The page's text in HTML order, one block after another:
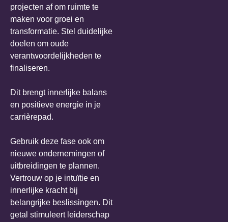
projecten af om ruimte te
maken voor groei en
transformatie. Stel duidelijke
doelen om oude
verantwoordelijkheden te
finaliseren.
Dit brengt innerlijke balans
en positieve energie in je
carrièrepad.
Gebruik deze fase ook om
nieuwe ondernemingen of
uitbreidingen te plannen.
Vertrouw op je intuïtie en
innerlijke kracht bij
belangrijke beslissingen. Dit
getal stimuleert leiderschap